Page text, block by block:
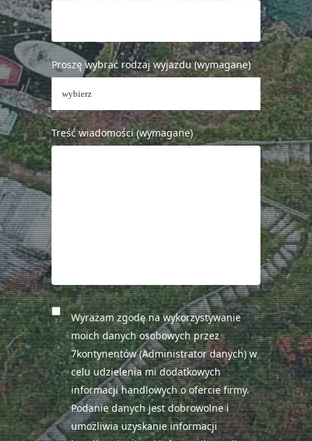
Proszę wybrać rodzaj wyjazdu (wymagane)
Treść wiadomości (wymagane)
Wyrażam zgodę na wykorzystywanie
moich danych osobowych przez
7kontynentów (Administrator danych) w
celu udzielenia mi dodatkowych
informacji handlowych o ofercie firmy.
Podanie danych jest dobrowolne i
umożliwia uzyskanie informacji